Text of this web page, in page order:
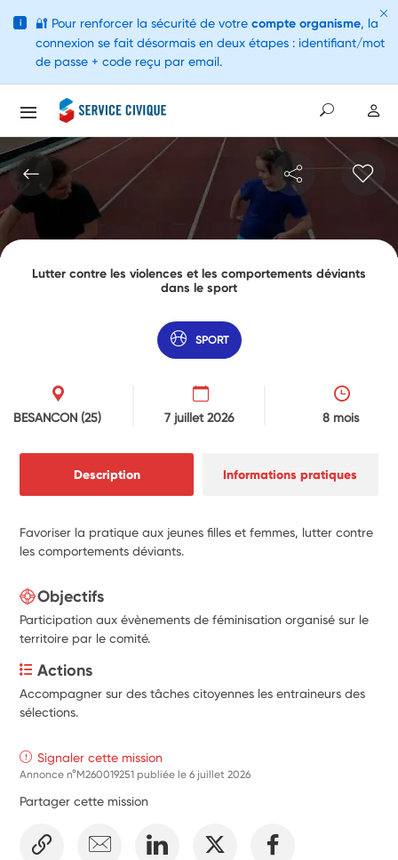
Lutter contre les violences et les comportements déviants
dans le sport
SPORT
BESANCON(25) 7 juillet 2026 8 mois
Description Informations pratiques
Favoriser la pratique aux jeunes filles et femmes, lutter contre
les comportements déviants.
Objectifs
Participation aux évènements de féminisation organisé sur le
territoire par le comité.
Actions
Accompagner sur des tâches citoyennes les entraineurs des
sélections.
Signaler cette mission
Annonce n°M260019251 publiée le6 juillet 2026
Partager cette mission
i 🔐 Pour renforcer la sécurité de votre compte organisme, la
connexion se fait désormais en deux étapes : identifiant/mot
de passe + code reçu par email.